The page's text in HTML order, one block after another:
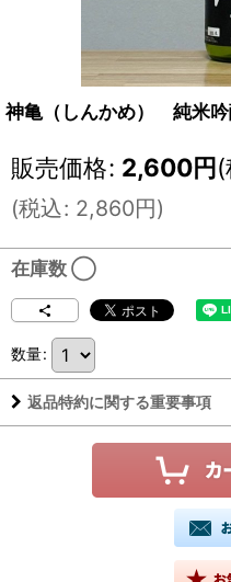
神亀（しんかめ） 純米
販売価格: 2,600円
(税込: 2,860円)
在庫数 ◯
数量:
返品特約に関する重要事項